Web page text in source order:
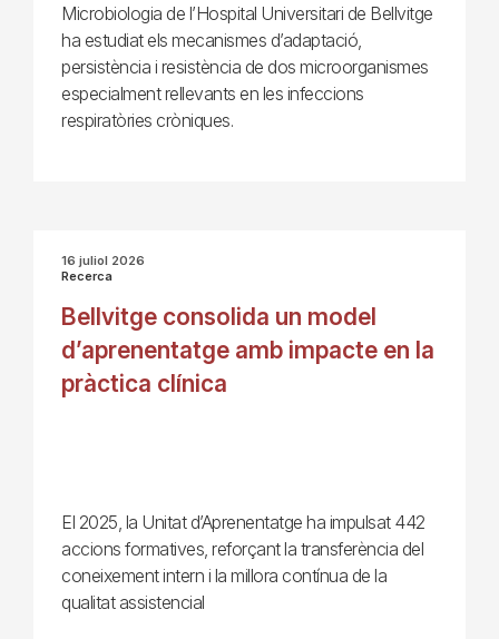
Microbiologia de l’Hospital Universitari de Bellvitge
ha estudiat els mecanismes d’adaptació,
persistència i resistència de dos microorganismes
especialment rellevants en les infeccions
respiratòries cròniques.
16 juliol 2026
Recerca
Bellvitge consolida un model
d’aprenentatge amb impacte en la
pràctica clínica
El 2025, la Unitat d’Aprenentatge ha impulsat 442
accions formatives, reforçant la transferència del
coneixement intern i la millora contínua de la
qualitat assistencial